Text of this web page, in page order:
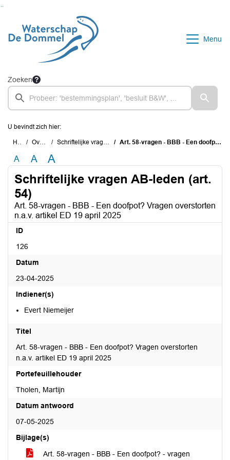
Menu
Zoeken
U bevindt zich hier:
Home Overzichten Schriftelijke vragen AB-leden (art. 54) Art. 58-vragen - BBB - Een doofpot? Vragen overstorten n.a.v. artikel ED 19 april 2025
A A A
Schriftelijke vragen AB-leden (art.
54)
Art. 58-vragen - BBB - Een doofpot? Vragen overstorten
n.a.v. artikel ED 19 april 2025
ID
126
Datum
23-04-2025
Indiener(s)
Evert Niemeijer
Titel
Art. 58-vragen - BBB - Een doofpot? Vragen overstorten
n.a.v. artikel ED 19 april 2025
Portefeuillehouder
Tholen, Martijn
Datum antwoord
07-05-2025
Bijlage(s)
Art. 58-vragen - BBB - Een doofpot? - vragen